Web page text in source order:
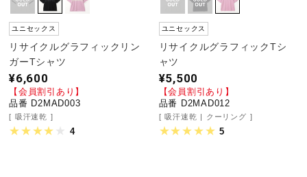
ユニセックス
リサイクルグラフィックリン
ガーTシャツ
¥6,600
【会員割引あり】
品番 D2MAD003
吸汗速乾
4
ユニセックス
リサイクルグラフィックTシ
ャツ
¥5,500
【会員割引あり】
品番 D2MAD012
吸汗速乾 クーリング
5